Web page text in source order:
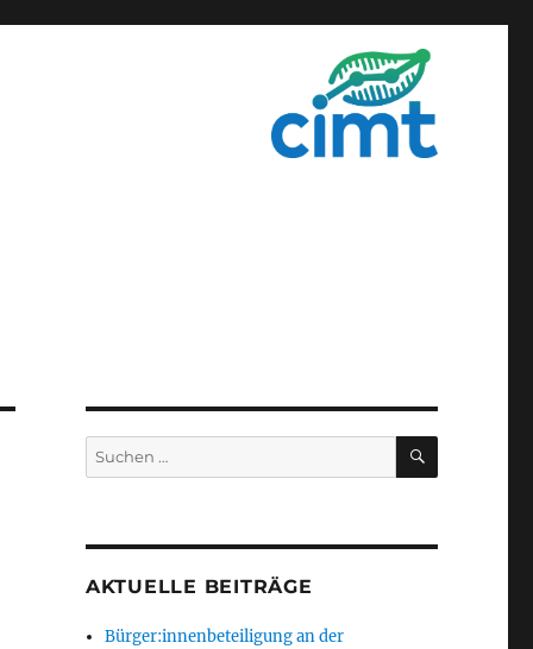
Suchen
nach:
SUCHEN
AKTUELLE BEITRÄGE
Bürger:innenbeteiligung an der